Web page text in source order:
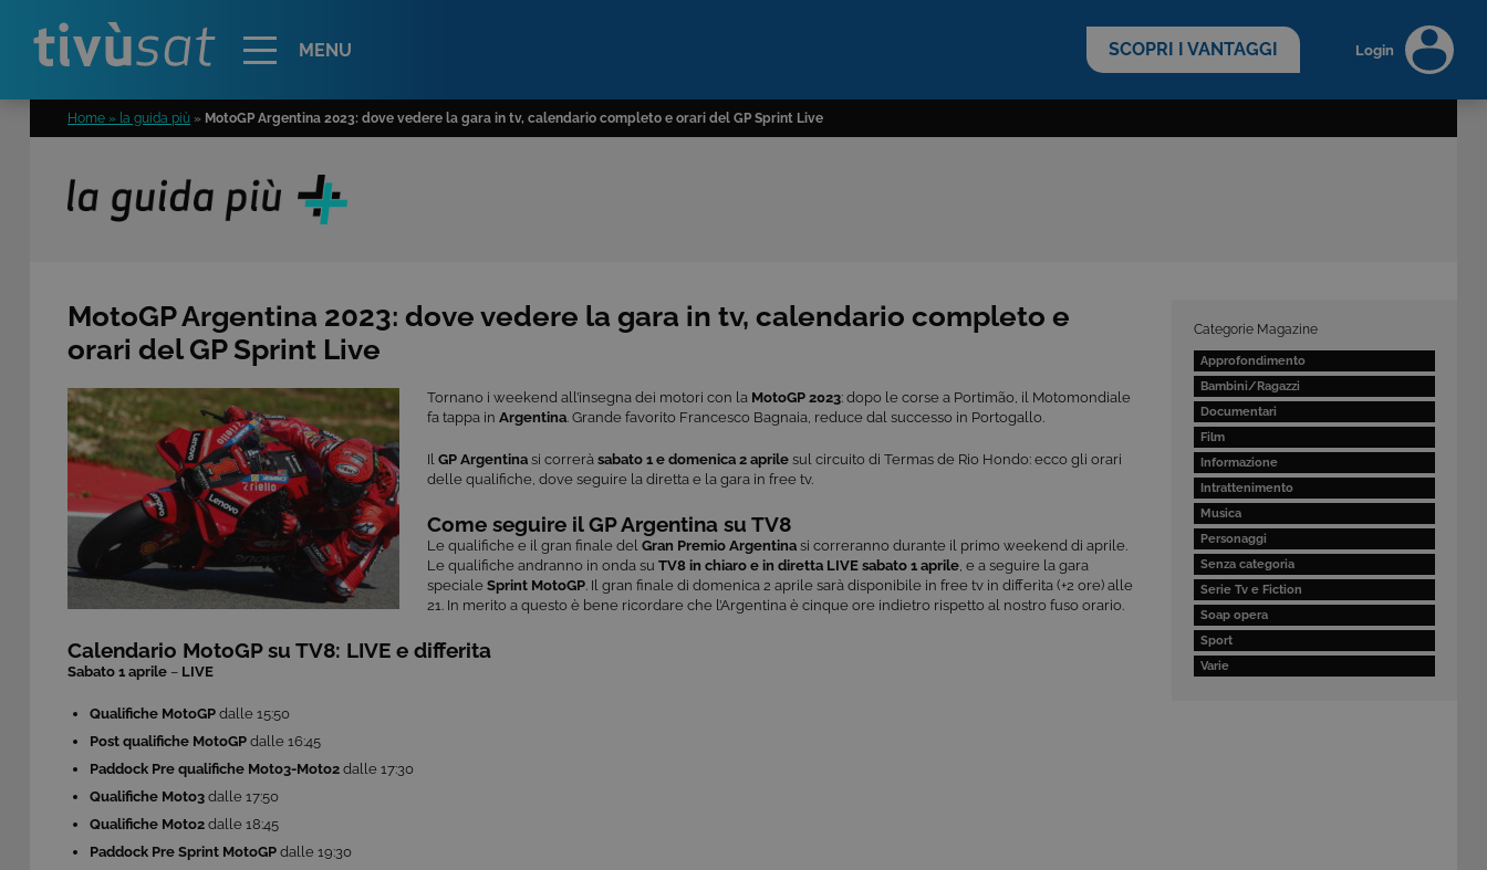
MENU SCOPRI I VANTAGGI Login
Home » la guida più » MotoGP Argentina 2023: dove vedere la gara in tv, calendario completo e orari del GP Sprint Live
Categorie Magazine
Approfondimento
Bambini/Ragazzi
Documentari
Film
Informazione
Intrattenimento
Musica
Personaggi
Senza categoria
Serie Tv e Fiction
Soap opera
Sport
Varie
MotoGP Argentina 2023: dove vedere la gara in tv, calendario completo e
orari del GP Sprint Live
Tornano i weekend all’insegna dei motori con la MotoGP 2023: dopo le corse a Portimão, il Motomondiale
fa tappa in Argentina. Grande favorito Francesco Bagnaia, reduce dal successo in Portogallo.
Il GP Argentina si correrà sabato 1 e domenica 2 aprile sul circuito di Termas de Rio Hondo: ecco gli orari
delle qualifiche, dove seguire la diretta e la gara in free tv.
Come seguire il GP Argentina su TV8
Le qualifiche e il gran finale del Gran Premio Argentina si correranno durante il primo weekend di aprile.
Le qualifiche andranno in onda su TV8 in chiaro e in diretta LIVE sabato 1 aprile, e a seguire la gara
speciale Sprint MotoGP. Il gran finale di domenica 2 aprile sarà disponibile in free tv in differita (+2 ore) alle
21. In merito a questo è bene ricordare che l’Argentina è cinque ore indietro rispetto al nostro fuso orario.
Calendario MotoGP su TV8: LIVE e differita
Sabato 1 aprile – LIVE
Qualifiche MotoGP dalle 15:50
Post qualifiche MotoGP dalle 16:45
Paddock Pre qualifiche Moto3-Moto2 dalle 17:30
Qualifiche Moto3 dalle 17:50
Qualifiche Moto2 dalle 18:45
Paddock Pre Sprint MotoGP dalle 19:30